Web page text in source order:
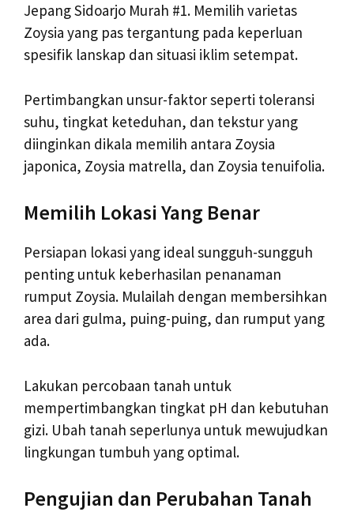
Jepang Sidoarjo Murah #1. Memilih varietas
Zoysia yang pas tergantung pada keperluan
spesifik lanskap dan situasi iklim setempat.
Pertimbangkan unsur-faktor seperti toleransi
suhu, tingkat keteduhan, dan tekstur yang
diinginkan dikala memilih antara Zoysia
japonica, Zoysia matrella, dan Zoysia tenuifolia.
Memilih Lokasi Yang Benar
Persiapan lokasi yang ideal sungguh-sungguh
penting untuk keberhasilan penanaman
rumput Zoysia. Mulailah dengan membersihkan
area dari gulma, puing-puing, dan rumput yang
ada.
Lakukan percobaan tanah untuk
mempertimbangkan tingkat pH dan kebutuhan
gizi. Ubah tanah seperlunya untuk mewujudkan
lingkungan tumbuh yang optimal.
Pengujian dan Perubahan Tanah